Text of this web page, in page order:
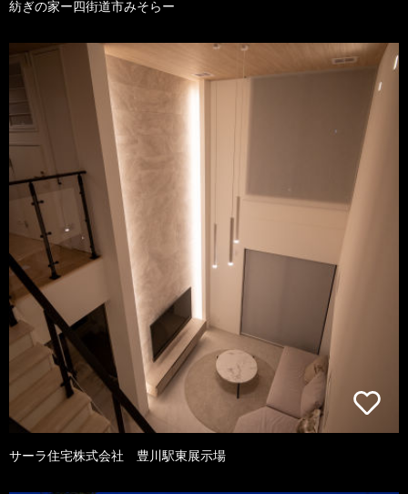
紡ぎの家ー四街道市みそらー
サーラ住宅株式会社 豊川駅東展示場